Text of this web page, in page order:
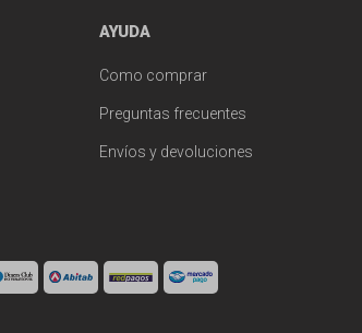
AYUDA
Como comprar
Preguntas frecuentes
Envíos y devoluciones